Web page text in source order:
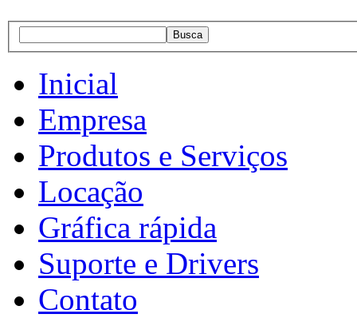
Inicial
Empresa
Produtos e Serviços
Locação
Gráfica rápida
Suporte e Drivers
Contato